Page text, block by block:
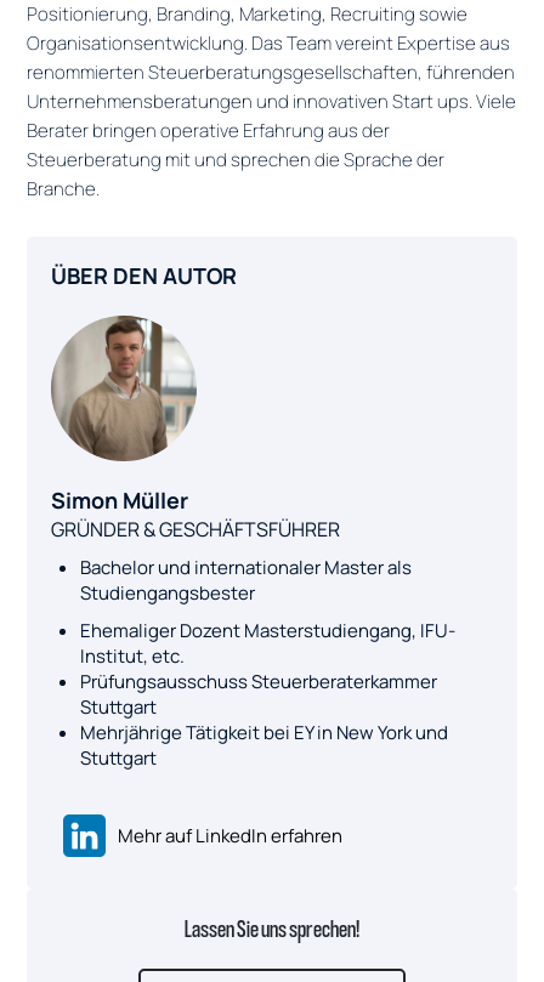
Positionierung, Branding, Marketing, Recruiting sowie
Organisationsentwicklung. Das Team vereint Expertise aus
renommierten Steuerberatungsgesellschaften, führenden
Unternehmensberatungen und innovativen Start ups. Viele
Berater bringen operative Erfahrung aus der
Steuerberatung mit und sprechen die Sprache der
Branche.
ÜBER DEN AUTOR
Simon Müller
GRÜNDER & GESCHÄFTSFÜHRER
Bachelor und internationaler Master als
Studiengangsbester
Ehemaliger Dozent Masterstudiengang, IFU-
Institut, etc.
Prüfungsausschuss Steuerberaterkammer
Stuttgart
Mehrjährige Tätigkeit bei EY in New York und
Stuttgart
Mehr auf LinkedIn erfahren
Lassen Sie uns sprechen!